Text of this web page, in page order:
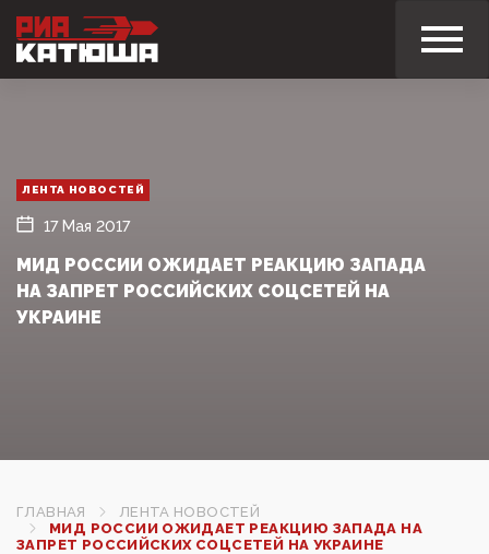
ЛЕНТА НОВОСТЕЙ
17 Мая 2017
МИД РОССИИ ОЖИДАЕТ РЕАКЦИЮ ЗАПАДА
НА ЗАПРЕТ РОССИЙСКИХ СОЦСЕТЕЙ НА
УКРАИНЕ
ГЛАВНАЯ
ЛЕНТА НОВОСТЕЙ
МИД РОССИИ ОЖИДАЕТ РЕАКЦИЮ ЗАПАДА НА
ЗАПРЕТ РОССИЙСКИХ СОЦСЕТЕЙ НА УКРАИНЕ